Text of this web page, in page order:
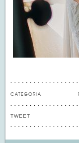
CATEGORIA:
TWEET